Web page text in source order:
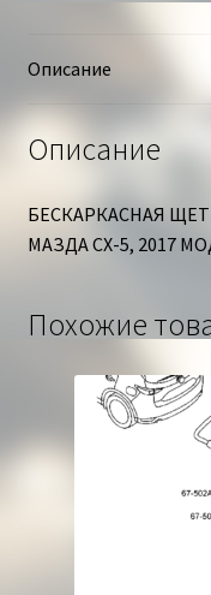
Описание
Описание
БЕСКАРКАСНАЯ
МАЗДА СХ-5, 2017
Похожие